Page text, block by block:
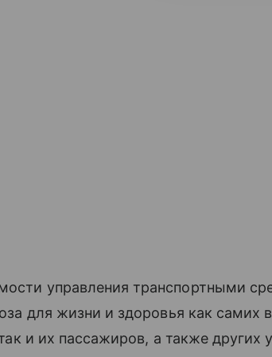
управления транспортными
для жизни и здоровья как самих
и их пассажиров, а также других